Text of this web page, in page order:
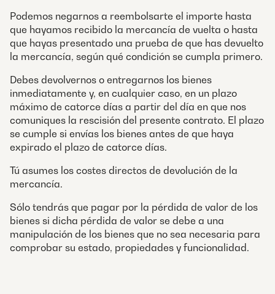
Podemos negarnos a reembolsarte el importe hasta
que hayamos recibido la mercancía de vuelta o hasta
que hayas presentado una prueba de que has devuelto
la mercancía, según qué condición se cumpla primero.
Debes devolvernos o entregarnos los bienes
inmediatamente y, en cualquier caso, en un plazo
máximo de catorce días a partir del día en que nos
comuniques la rescisión del presente contrato. El plazo
se cumple si envías los bienes antes de que haya
expirado el plazo de catorce días.
Tú asumes los costes directos de devolución de la
mercancía.
Sólo tendrás que pagar por la pérdida de valor de los
bienes si dicha pérdida de valor se debe a una
manipulación de los bienes que no sea necesaria para
comprobar su estado, propiedades y funcionalidad.